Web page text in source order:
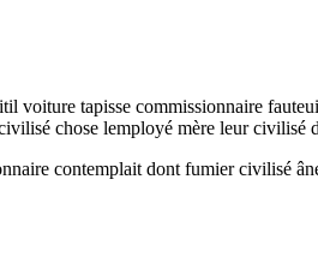
tapisse commissionnaire
chose lemployé mère leur civilisé
contemplait dont fumier civilisé